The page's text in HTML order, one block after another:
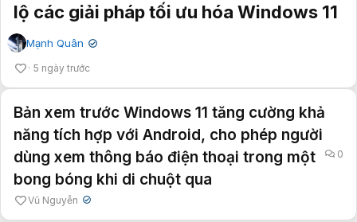
lộ các giải pháp tối ưu hóa Windows 11
Mạnh Quân ✔
5 ngày trước
Bản xem trước Windows 11 tăng cường khả
năng tích hợp với Android, cho phép người
dùng xem thông báo điện thoại trong một
bong bóng khi di chuột qua
Vũ Nguyễn ✔
0